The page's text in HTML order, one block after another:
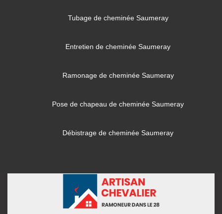
Tubage de cheminée Saumeray
Entretien de cheminée Saumeray
Ramonage de cheminée Saumeray
Pose de chapeau de cheminée Saumeray
Débistrage de cheminée Saumeray